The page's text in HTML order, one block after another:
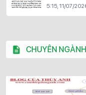
5:15, 11/07/
CHUYÊN NGÀNH